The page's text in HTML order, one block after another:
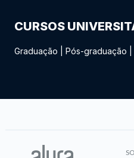
CURSOS
Graduação Pós-graduação